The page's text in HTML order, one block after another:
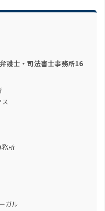
護士・司法書士事務所16
ス
務所
ガル